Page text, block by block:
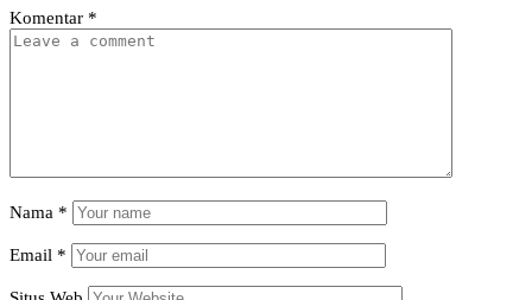
Komentar *
Nama *
Email *